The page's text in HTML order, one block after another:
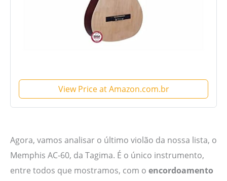
View Price at Amazon.com.br
Agora, vamos analisar o último violão da nossa lista, o
Memphis AC-60, da Tagima. É o único instrumento,
entre todos que mostramos, com o encordoamento